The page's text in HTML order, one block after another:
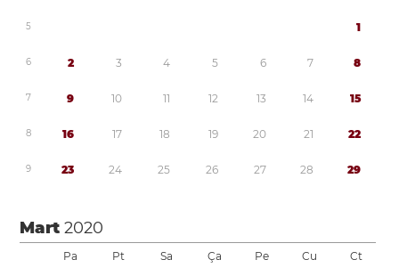
5 1
6 2 3 4 5 6 7 8
7 9 10 11 12 13 14 15
8 16 17 18 19 20 21 22
9 23 24 25 26 27 28 29
Mart2020
Pa Pt Sa Ça Pe Cu Ct